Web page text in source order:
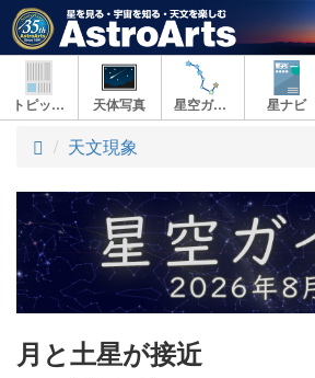
トピックス 天体写真 星空ガイド 星ナビ
ト
プ
天文現象
月と土星が接近